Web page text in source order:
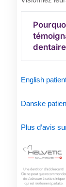
English
Danske
Plus d’avis